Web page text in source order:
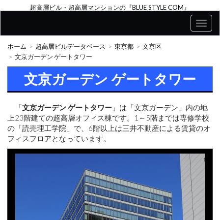
超高層ビル・超高層マンションの『BLUE STYLE COM』
ホーム 超高層ビルデータベース 東京都
文京区
文京ガーデン ゲートタワー
文京ガーデン ゲートタワー
「文京ガーデン ゲートタワー 」は「文京ガーデン」内の地
上23階建ての超高層オフィス棟です。1～5階までは専修学校
の「読売理工学院」で、6階以上は三井不動産による賃貸のオ
フィスフロアとなっています。